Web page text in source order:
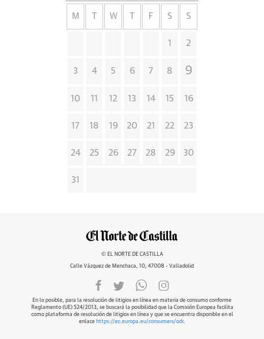
M W F S S
1 2
3 4 5 6 7 8 9
10 11 12 13 14 15 16
17 18 19 20 21 22 23
24 25 26 27 28 29 30
31
© EL NORTE DE CASTILLA
Calle Vázquez de Menchaca, 10, 47008 - Valladolid
En lo posible, para la resolución de litigios en línea en materia de consumo conforme
Reglamento (UE) 524/2013, se buscará la posibilidad que la Comisión Europea facilita
como plataforma de resolución de litigios en línea y que se encuentra disponible en el
enlace https://ec.europa.eu/consumers/odr.